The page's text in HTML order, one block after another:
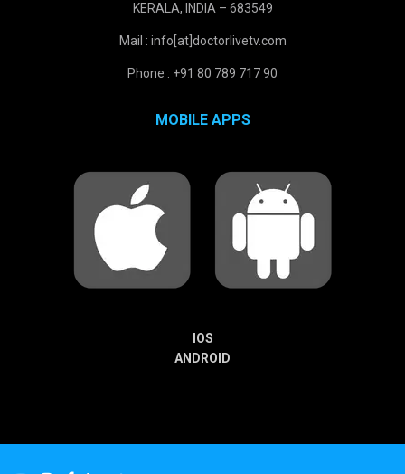
KERALA, INDIA – 683549
Mail : info[at]doctorlivetv.com
Phone : +91 80 789 717 90
MOBILE APPS
IOS
ANDROID